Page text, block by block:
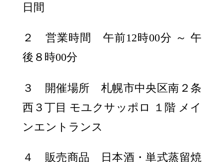
日間
２ 営業時間 午前12時00分 ～ 午
後８時00分
３ 開催場所 札幌市中央区南２条
西３丁目 モユクサッポロ １階 メイ
ンエントランス
４ 販売商品 日本酒・単式蒸留焼